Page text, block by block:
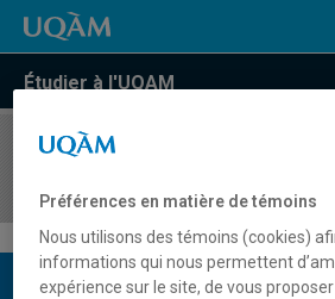
Étudier à l'UQAM
COURS//
Description du cours
Préférences en matière de témoins
Nous utilisons des témoins (cookies)
informations qui nous permettent
expérience sur le site, de vous